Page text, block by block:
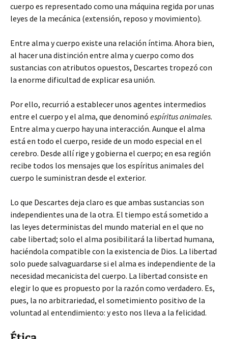
cuerpo es representado como una máquina regida por unas
leyes de la mecánica (extensión, reposo y movimiento).
Entre alma y cuerpo existe una relación íntima. Ahora bien,
al hacer una distinción entre alma y cuerpo como dos
sustancias con atributos opuestos, Descartes tropezó con
la enorme dificultad de explicar esa unión.
Por ello, recurrió a establecer unos agentes intermedios
entre el cuerpo y el alma, que denominó espíritus animales.
Entre alma y cuerpo hay una interacción. Aunque el alma
está en todo el cuerpo, reside de un modo especial en el
cerebro. Desde allí rige y gobierna el cuerpo; en esa región
recibe todos los mensajes que los espíritus animales del
cuerpo le suministran desde el exterior.
Lo que Descartes deja claro es que ambas sustancias son
independientes una de la otra. El tiempo está sometido a
las leyes deterministas del mundo material en el que no
cabe libertad; solo el alma posibilitará la libertad humana,
haciéndola compatible con la existencia de Dios. La libertad
solo puede salvaguardarse si el alma es independiente de la
necesidad mecanicista del cuerpo. La libertad consiste en
elegir lo que es propuesto por la razón como verdadero. Es,
pues, la no arbitrariedad, el sometimiento positivo de la
voluntad al entendimiento: y esto nos lleva a la felicidad.